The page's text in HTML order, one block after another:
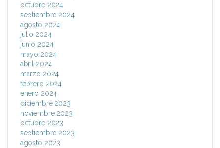
octubre 2024
septiembre 2024
agosto 2024
julio 2024
junio 2024
mayo 2024
abril 2024
marzo 2024
febrero 2024
enero 2024
diciembre 2023
noviembre 2023
octubre 2023
septiembre 2023
agosto 2023